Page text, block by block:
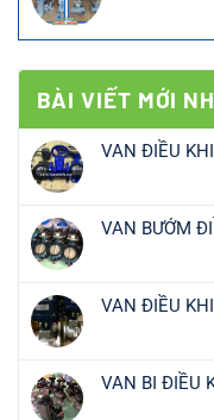
BÀI VIẾT MỚI
VAN ĐIỀU
VAN BƯỚM
VAN ĐIỀU
VAN BI ĐIỀU